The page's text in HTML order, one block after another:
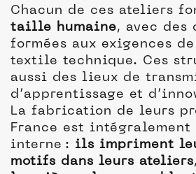
Chacun de ces ateliers
taille humaine, avec des
formées aux exigences
textile technique. Ces
aussi des lieux de
d’apprentissage et
La fabrication de leurs
France est intégralement
interne : ils impriment
motifs dans leurs ateliers